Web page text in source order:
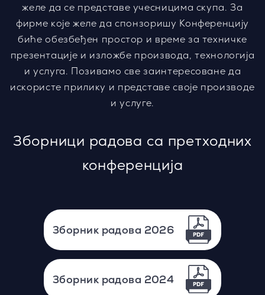
желе да се представе учесницима скупа. За
фирме које желе да спонзоришу Конференцију
биће обезбеђен простор и време за техничке
презентације и изложбе производа, технологија
и услуга. Позивамо све заинтересоване да
искористе прилику и представе своје производе
и услуге.
Зборници радова са претходних
конференција
Зборник радова 2026
Зборник радова 2024